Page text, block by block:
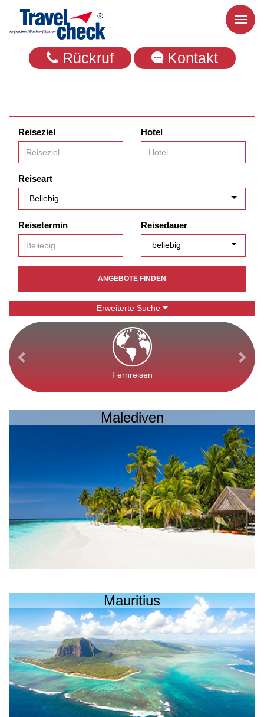
Toggle
Rückruf Kontakt
Reiseziel Hotel
Reiseart
Reisetermin Reisedauer
ANGEBOTE FINDEN
Erweiterte Suche
Fernreisen
Malediven
Mauritius